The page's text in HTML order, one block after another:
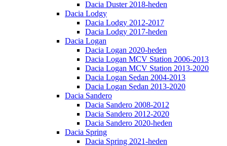
Dacia Duster 2018-heden
Dacia Lodgy
Dacia Lodgy 2012-2017
Dacia Lodgy 2017-heden
Dacia Logan
Dacia Logan 2020-heden
Dacia Logan MCV Station 2006-2013
Dacia Logan MCV Station 2013-2020
Dacia Logan Sedan 2004-2013
Dacia Logan Sedan 2013-2020
Dacia Sandero
Dacia Sandero 2008-2012
Dacia Sandero 2012-2020
Dacia Sandero 2020-heden
Dacia Spring
Dacia Spring 2021-heden